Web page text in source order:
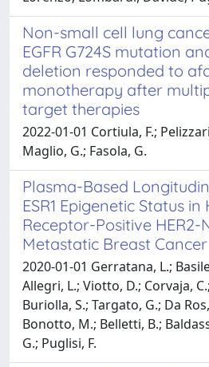
Non-small cell lung
EGFR G724S mutation
deletion responded to
monotherapy after
target therapies
2022-01-01 Cortiula, F.;
Maglio, G.; Fasola, G.
Plasma-Based
ESR1 Epigenetic Status
Receptor-Positive HER2-
Metastatic Breast Cancer
2020-01-01 Gerratana, L.;
Allegri, L.; Viotto, D.; Corvaja,
Buriolla, S.; Targato, G.; Da
Bonotto, M.; Belletti, B.;
G.; Puglisi, F.